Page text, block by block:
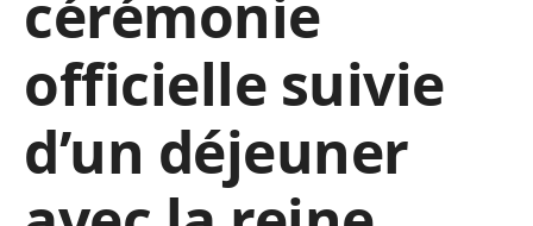
cérémonie
officielle suivie
d’un déjeuner